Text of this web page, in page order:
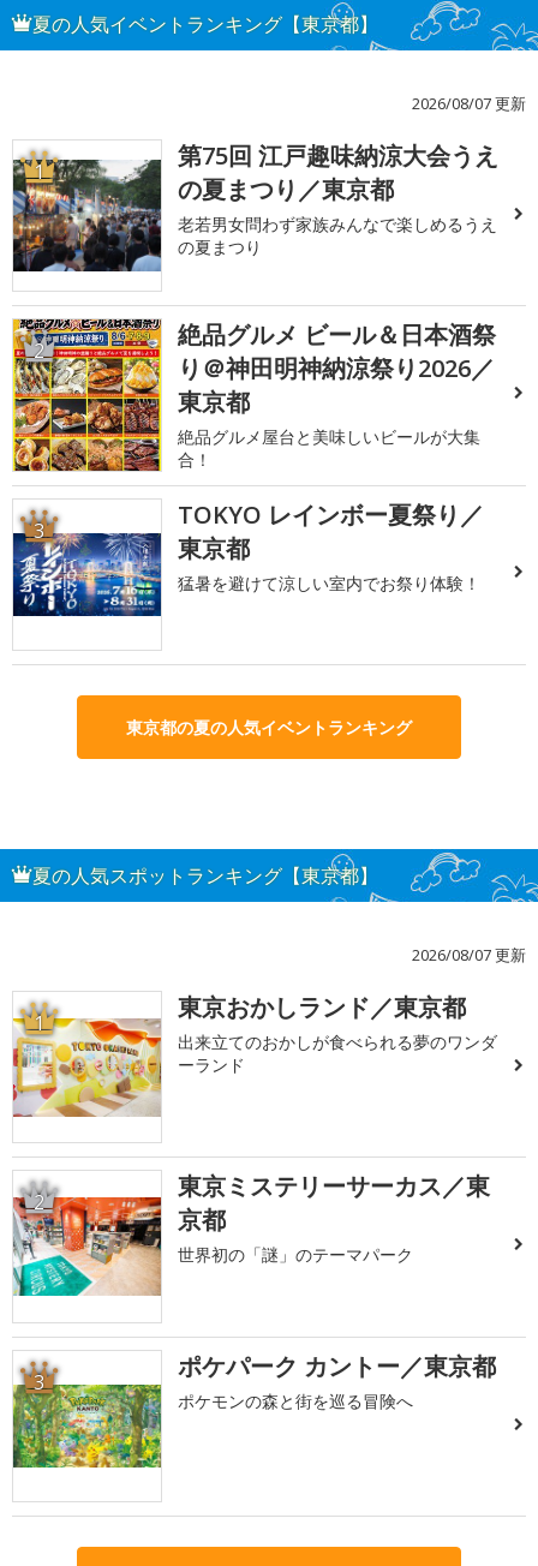
夏の人気イベントランキング【東京都】
2026/08/07 更新
1
第75回 江戸趣味納涼大会うえ
の夏まつり／東京都
老若男女問わず家族みんなで楽しめるうえ
の夏まつり
2
絶品グルメ ビール＆日本酒祭
り＠神田明神納涼祭り2026／
東京都
絶品グルメ屋台と美味しいビールが大集
合！
3
TOKYO レインボー夏祭り／
東京都
猛暑を避けて涼しい室内でお祭り体験！
東京都の夏の人気イベントランキング
夏の人気スポットランキング【東京都】
2026/08/07 更新
1 東京おかしランド／東京都
出来立てのおかしが食べられる夢のワンダ
ーランド
2
東京ミステリーサーカス／東
京都
世界初の「謎」のテーマパーク
3 ポケパーク カントー／東京都
ポケモンの森と街を巡る冒険へ